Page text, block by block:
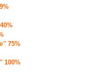
40%
75%
100%